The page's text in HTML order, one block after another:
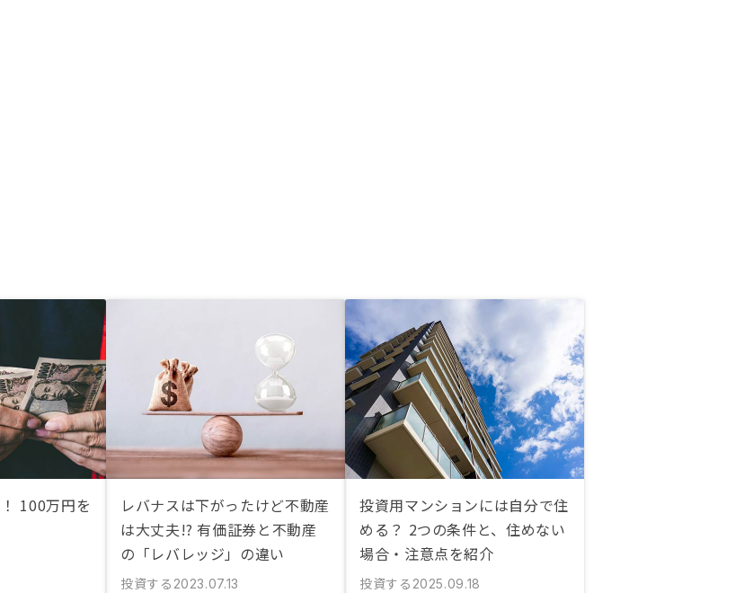
100万円を
レバナスは下がったけど不動産
は大丈夫!? 有価証券と不動産
の「レバレッジ」の違い
投資する 2023.07.13
投資用マンションには自分で住
める？ 2つの条件と、住めない
場合・注意点を紹介
投資する 2025.09.18